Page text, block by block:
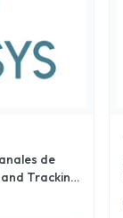
de
Tracking